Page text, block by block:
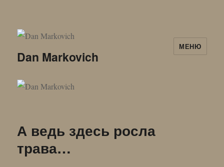
Dan Markovich
МЕНЮ
А ведь здесь росла
трава…